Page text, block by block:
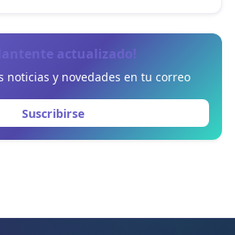
actualizado!
noticias y novedades en tu correo
Suscribirse